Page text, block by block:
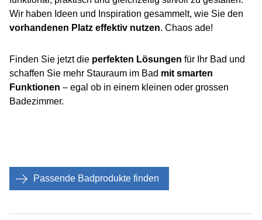
Wir haben Ideen und Inspiration gesammelt, wie Sie den
vorhandenen Platz effektiv nutzen. Chaos ade!
Finden Sie jetzt die perfekten Lösungen für Ihr Bad und
schaffen Sie mehr Stauraum im Bad mit smarten
Funktionen – egal ob in einem kleinen oder grossen
Badezimmer.
Passende Badprodukte finden